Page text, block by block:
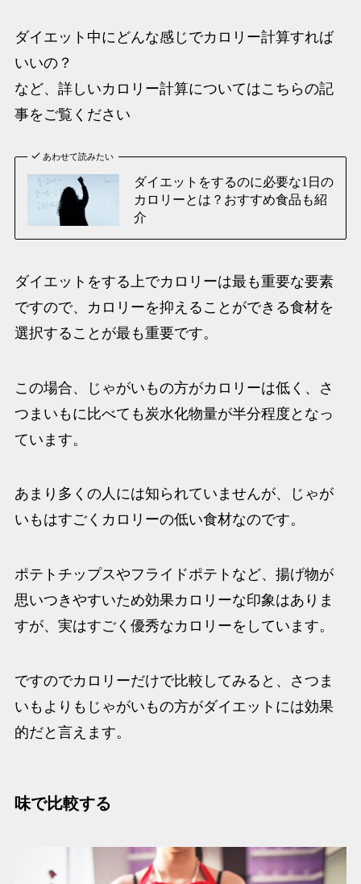
ダイエット中にどんな感じでカロリー計算すれば
いいの？
など、詳しいカロリー計算についてはこちらの記
事をご覧ください
あわせて読みたい
ダイエットをするのに必要な1日の
カロリーとは？おすすめ食品も紹
介
ダイエットをする上でカロリーは最も重要な要素
ですので、カロリーを抑えることができる食材を
選択することが最も重要です。
この場合、じゃがいもの方がカロリーは低く、さ
つまいもに比べても炭水化物量が半分程度となっ
ています。
あまり多くの人には知られていませんが、じゃが
いもはすごくカロリーの低い食材なのです。
ポテトチップスやフライドポテトなど、揚げ物が
思いつきやすいため効果カロリーな印象はありま
すが、実はすごく優秀なカロリーをしています。
ですのでカロリーだけで比較してみると、さつま
いもよりもじゃがいもの方がダイエットには効果
的だと言えます。
味で比較する